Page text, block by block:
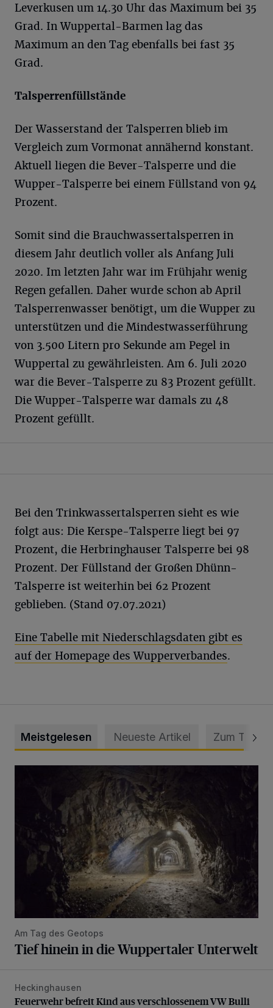
Leverkusen um 14.30 Uhr das Maximum bei 35
Grad. In Wuppertal-Barmen lag das
Maximum an den Tag ebenfalls bei fast 35
Grad.
Talsperrenfüllstände
Der Wasserstand der Talsperren blieb im
Vergleich zum Vormonat annähernd konstant.
Aktuell liegen die Bever-Talsperre und die
Wupper-Talsperre bei einem Füllstand von 94
Prozent.
Somit sind die Brauchwassertalsperren in
diesem Jahr deutlich voller als Anfang Juli
2020. Im letzten Jahr war im Frühjahr wenig
Regen gefallen. Daher wurde schon ab April
Talsperrenwasser benötigt, um die Wupper zu
unterstützen und die Mindestwasserführung
von 3.500 Litern pro Sekunde am Pegel in
Wuppertal zu gewährleisten. Am 6. Juli 2020
war die Bever-Talsperre zu 83 Prozent gefüllt.
Die Wupper-Talsperre war damals zu 48
Prozent gefüllt.
Bei den Trinkwassertalsperren sieht es wie
folgt aus: Die Kerspe-Talsperre liegt bei 97
Prozent, die Herbringhauser Talsperre bei 98
Prozent. Der Füllstand der Großen Dhünn-
Talsperre ist weiterhin bei 62 Prozent
geblieben. (Stand 07.07.2021)
Eine Tabelle mit Niederschlagsdaten gibt es
auf der Homepage des Wupperverbandes.
Meistgelesen Neueste Artikel Zum Thema
Am Tag des Geotops
Tief hinein in die Wuppertaler Unterwelt
Feuerwehr befreit Kind aus verschlossenem VW Bulli
Heckinghausen
Feuerwehr befreit Kind aus verschlossenem VW Bulli